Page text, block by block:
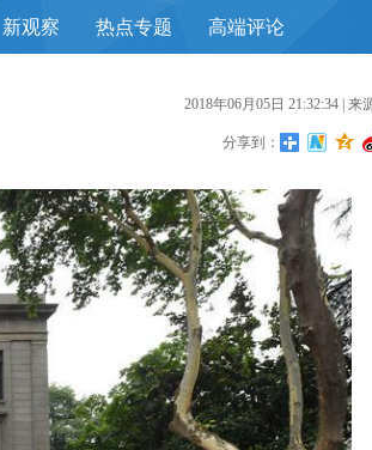
新观察 热点专题 高端评论
2018年06月05日 21:32:34 | 来
分享到：